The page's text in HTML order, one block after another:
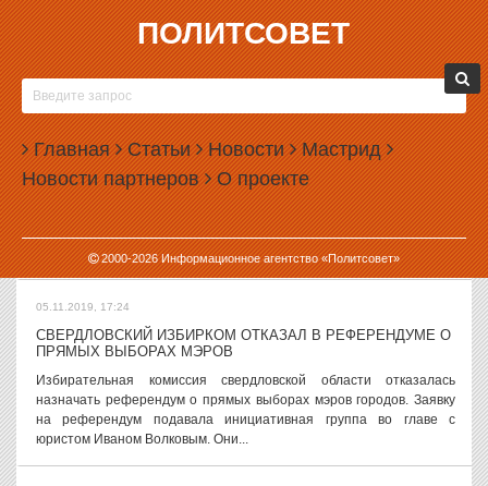
ПОЛИТСОВЕТ
Главная Статьи Новости Мастрид
Новости партнеров О проекте
2000-2026Информационное агентство «Политсовет»
05.11.2019, 17:58
ГОСТИНИЦУ «ДЕЛИ»
ВЫСТАВИЛИ НА ПРОДАЖУ
Здание недостроенной
гостиницы «Дели» в
Екатеринбурге выставлено на
продажу на сайте Avito. Как
следует из объявления, за здание в центре города, которое
больше двадцати лет остается недостроенным,...
05.11.2019, 17:24
СВЕРДЛОВСКИЙ ИЗБИРКОМ ОТКАЗАЛ В РЕФЕРЕНДУМЕ О
ПРЯМЫХ ВЫБОРАХ МЭРОВ
Избирательная комиссия свердловской области отказалась
назначать референдум о прямых выборах мэров городов. Заявку
на референдум подавала инициативная группа во главе с
юристом Иваном Волковым. Они...